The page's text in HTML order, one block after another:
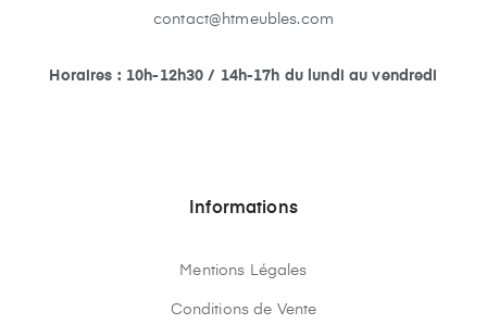
contact@htmeubles.com
Horaires : 10h-12h30 / 14h-17h du lundi au vendredi
Informations
Mentions Légales
Conditions de Vente